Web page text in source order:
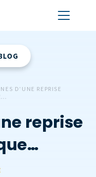
D’UNE REPRISE
reprise